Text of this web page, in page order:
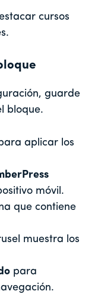
cursos
guarde
bloque.
aplicar los
móvil.
que contiene
muestra los
para